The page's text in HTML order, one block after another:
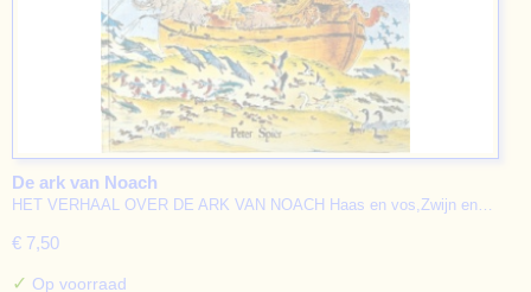
De ark van Noach
HET VERHAAL OVER DE ARK VAN NOACH Haas en vos,Zwijn en…
€ 7,50
✓ Op voorraad